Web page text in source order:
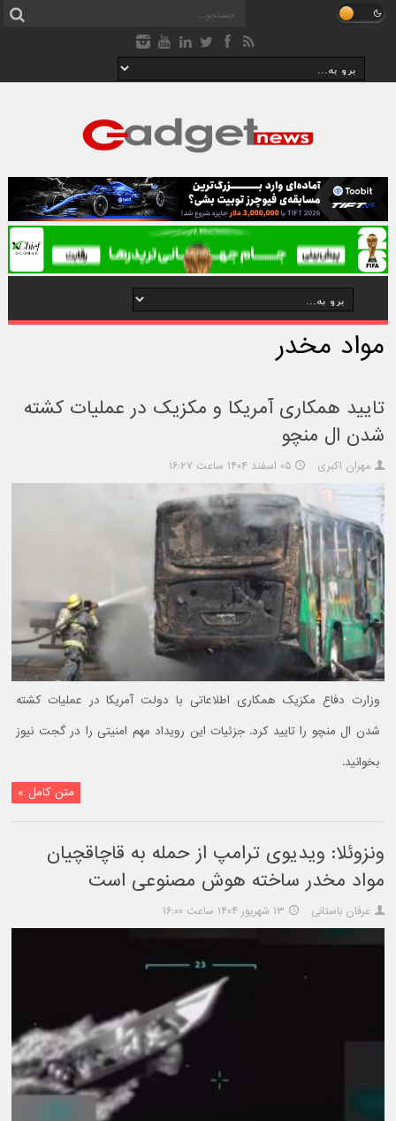
مواد مخدر
تایید همکاری آمریکا و مکزیک در عملیات کشته
شدن ال منچو
مهران اکبری ۰۵ اسفند ۱۴۰۴ ساعت ۱۶:۲۷
وزارت دفاع مکزیک همکاری اطلاعاتی با دولت آمریکا در عملیات کشته
شدن ال منچو را تایید کرد. جزئیات این رویداد مهم امنیتی را در گجت نیوز
بخوانید.
متن کامل »
ونزوئلا: ویدیوی ترامپ از حمله به قاچاقچیان
مواد مخدر ساخته هوش مصنوعی است
عرفان باستانی ۱۳ شهریور ۱۴۰۴ ساعت ۱۶:۰۰